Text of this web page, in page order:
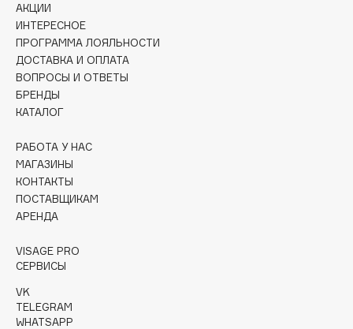
Collagenina
Consly
Corimo
CosRX
Cottolina
Crescina
Cunzite
Curaprox
D
d'Alba
DARLING*
Darphin
АКЦИИ
ИНТЕРЕСНОЕ
ПРОГРАММА ЛОЯЛЬНОСТИ
ДОСТАВКА И ОПЛАТА
ВОПРОСЫ И ОТВЕТЫ
БРЕНДЫ
КАТАЛОГ
РАБОТА У НАС
МАГАЗИНЫ
КОНТАКТЫ
ПОСТАВЩИКАМ
АРЕНДА
VISAGE PRO
СЕРВИСЫ
VK
TELEGRAM
WHATSAPP